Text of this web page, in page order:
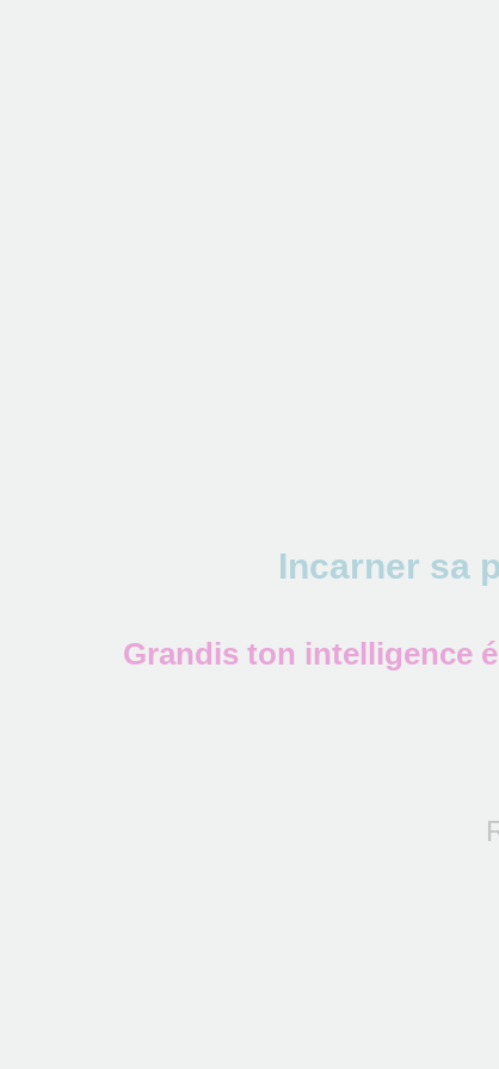
Incarner sa
Grandis ton intelligence